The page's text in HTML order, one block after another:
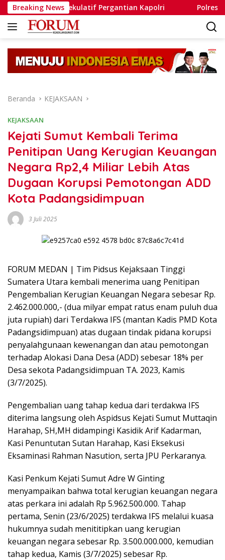
Langsung
ke
konten
Breaking News
Isu Spekulatif Pergantian Kapolri Polres Humbahas
Beranda KEJAKSAAN
KEJAKSAAN
Kejati Sumut Kembali Terima
Penitipan Uang Kerugian Keuangan
Negara Rp2,4 Miliar Lebih Atas
Dugaan Korupsi Pemotongan ADD
Kota Padangsidimpuan
3 Juli 2025
FORUM MEDAN | Tim Pidsus Kejaksaan Tinggi
Sumatera Utara kembali menerima uang Penitipan
Pengembalian Kerugian Keuangan Negara sebesar Rp.
2.462.000.000,- (dua milyar empat ratus enam puluh dua
juta rupiah) dari Terdakwa IFS (mantan Kadis PMD Kota
Padangsidimpuan) atas dugaan tindak pidana korupsi
penyalahgunaan kewenangan dan atau pemotongan
terhadap Alokasi Dana Desa (ADD) sebesar 18% per
Desa sekota Padangsidimpuan TA. 2023, Kamis
(3/7/2025).
Pengembalian uang tahap kedua dari terdakwa IFS
diterima langsung oleh Aspidsus Kejati Sumut Muttaqin
Harahap, SH,MH didampingi Kasidik Arif Kadarman,
Kasi Penuntutan Sutan Harahap, Kasi Eksekusi
Eksaminasi Rahman Nasution, serta JPU Perkaranya.
Kasi Penkum Kejati Sumut Adre W Ginting
menyampaikan bahwa total kerugian keuangan negara
atas perkara ini adalah Rp 5.962.500.000. Tahap
pertama, Senin (23/6/2025) terdakwa IFS melalui kuasa
hukumnya sudah menititipkan uang kerugian
keuangan negara sebesar Rp. 3.500.000.000, kemudian
tahap kedua, Kamis (3/7/2025) sebesar Rp.